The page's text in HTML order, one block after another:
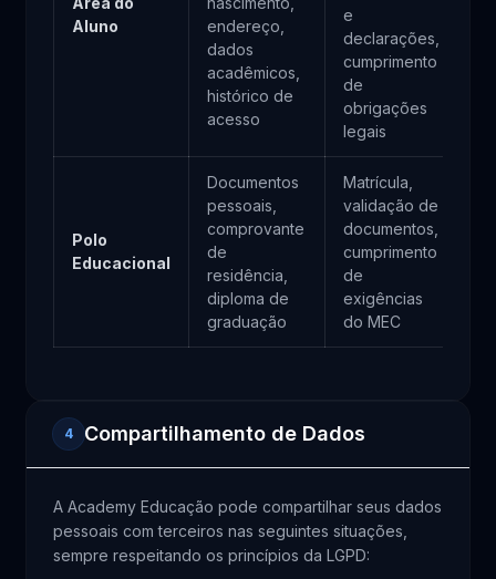
Aluno
endereço,
dados
acadêmicos,
histórico de
acesso
e
declarações,
cumprimento
de
obrigações
legais
Polo
Educacional
Documentos
pessoais,
comprovante
de
residência,
diploma de
graduação
Matrícula,
validação de
documentos,
cumprimento
de
exigências
do MEC
4 Compartilhamento de Dados
A Academy Educação pode compartilhar seus dados
pessoais com terceiros nas seguintes situações,
sempre respeitando os princípios da LGPD: